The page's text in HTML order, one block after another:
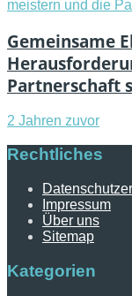
Gemeinsame
Partnerschaft
2 Jahren zuvor
Rechtliches
Impressum
Über uns
Sitemap
Kategorien